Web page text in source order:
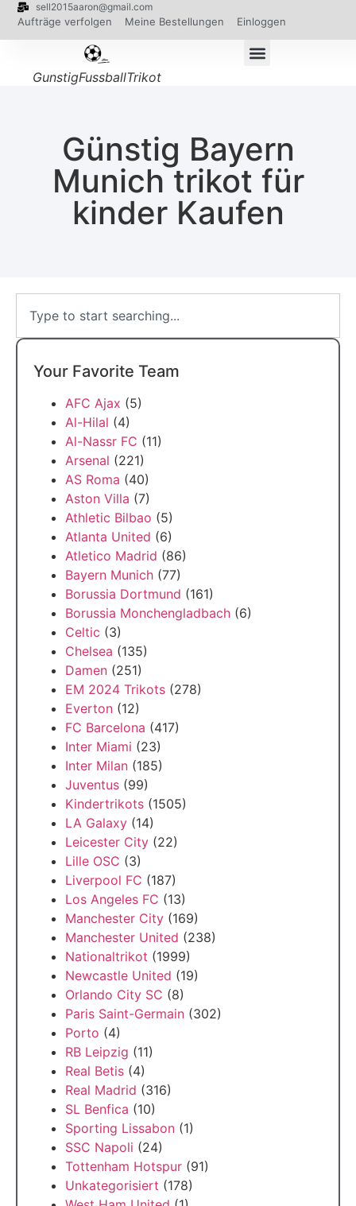
sell2015aaron@gmail.com
Aufträge verfolgen Meine Bestellungen Einloggen
GunstigFussballTrikot
Günstig Bayern
Munich trikot für
kinder Kaufen
Your Favorite Team
AFC Ajax (5)
Al-Hilal (4)
Al-Nassr FC (11)
Arsenal (221)
AS Roma (40)
Aston Villa (7)
Athletic Bilbao (5)
Atlanta United (6)
Atletico Madrid (86)
Bayern Munich (77)
Borussia Dortmund (161)
Borussia Monchengladbach (6)
Celtic (3)
Chelsea (135)
Damen (251)
EM 2024 Trikots (278)
Everton (12)
FC Barcelona (417)
Inter Miami (23)
Inter Milan (185)
Juventus (99)
Kindertrikots (1505)
LA Galaxy (14)
Leicester City (22)
Lille OSC (3)
Liverpool FC (187)
Los Angeles FC (13)
Manchester City (169)
Manchester United (238)
Nationaltrikot (1999)
Newcastle United (19)
Orlando City SC (8)
Paris Saint-Germain (302)
Porto (4)
RB Leipzig (11)
Real Betis (4)
Real Madrid (316)
SL Benfica (10)
Sporting Lissabon (1)
SSC Napoli (24)
Tottenham Hotspur (91)
Unkategorisiert (178)